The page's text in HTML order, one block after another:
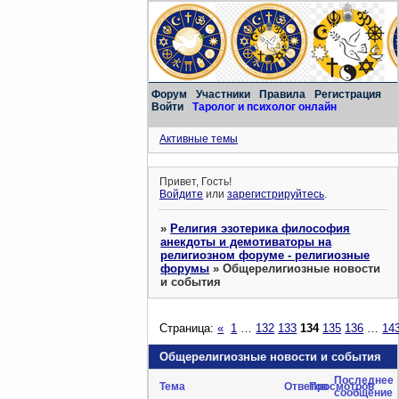
Форум Участники Правила
Регистрация
Войти
Таролог и психолог онлайн
Активные темы
Привет, Гость!
Войдите илизарегистрируйтесь.
»Религия эзотерика философия
анекдоты и демотиваторы на
религиозном форуме - религиозные
форумы »Общерелигиозные новости
и события
Общерелигиозные новости и события
Страница:« 1 132 133 134 135 136
Тема ОтветовПросмотров
Последнее
сообщение